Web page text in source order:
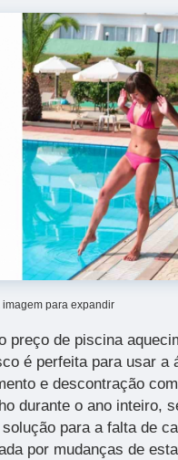
para expandir
preço de piscina
é perfeita para usar a
e descontração
durante o ano inteiro,
para a falta de
por mudanças de